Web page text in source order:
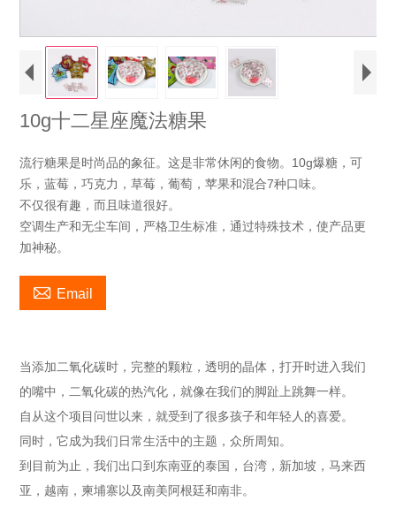
10g十二星座魔法糖果
流行糖果是时尚品的象征。这是非常休闲的食物。10g爆糖，可
乐，蓝莓，巧克力，草莓，葡萄，苹果和混合7种口味。
不仅很有趣，而且味道很好。
空调生产和无尘车间，严格卫生标准，通过特殊技术，使产品更
加神秘。
 Email
当添加二氧化碳时，完整的颗粒，透明的晶体，打开时进入我们
的嘴中，二氧化碳的热汽化，就像在我们的脚趾上跳舞一样。
自从这个项目问世以来，就受到了很多孩子和年轻人的喜爱。
同时，它成为我们日常生活中的主题，众所周知。
到目前为止，我们出口到东南亚的泰国，台湾，新加坡，马来西
亚，越南，柬埔寨以及南美阿根廷和南非。